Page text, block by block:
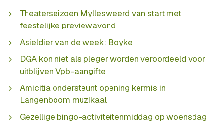
Theaterseizoen Myllesweerd van start met
feestelijke previewavond
Asieldier van de week: Boyke
DGA kon niet als pleger worden veroordeeld voor
uitblijven Vpb-aangifte
Amicitia ondersteunt opening kermis in
Langenboom muzikaal
Gezellige bingo-activiteitenmiddag op woensdag